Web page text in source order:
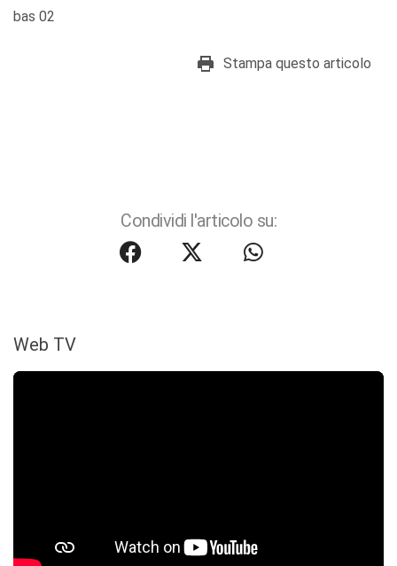
bas 02
Stampa questo articolo
Condividi l'articolo su:
Web TV